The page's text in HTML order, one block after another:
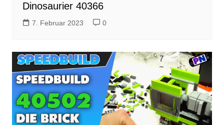
Dinosaurier 40366
7. Februar 2023 0